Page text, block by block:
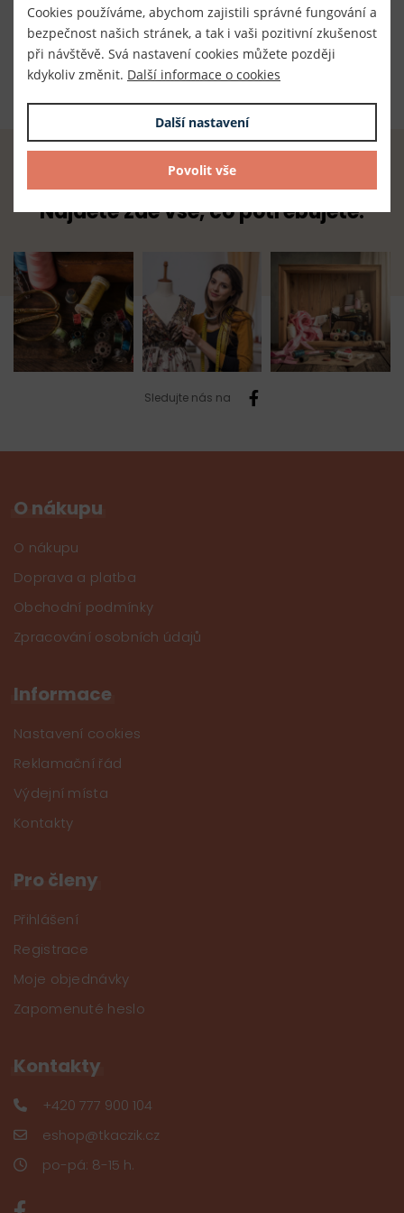
Český výrobce
Dodavatel
TKACZIK s.r.o.
Radost z tvoření začíná u nás.
Najdete zde vše, co potřebujete.
Sledujte nás na
O nákupu
O nákupu
Doprava a platba
Obchodní podmínky
Zpracování osobních údajů
Informace
Nastavení cookies
Reklamační řád
Výdejní místa
Kontakty
Pro členy
Přihlášení
Registrace
Moje objednávky
Zapomenuté heslo
Kontakty
+420 777 900 104
eshop@tkaczik.cz
po-pá: 8-15 h.
Cookies používáme, abychom zajistili správné fungování a
bezpečnost našich stránek, a tak i vaši pozitivní zkušenost
při návštěvě. Svá nastavení cookies můžete později
kdykoliv změnit. Další informace o cookies
Další nastavení
Povolit vše